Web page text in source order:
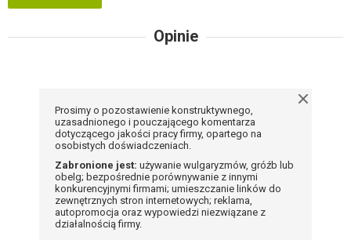
Opinie
Prosimy o pozostawienie konstruktywnego,
uzasadnionego i pouczającego komentarza
dotyczącego jakości pracy firmy, opartego na
osobistych doświadczeniach.
Zabronione jest: używanie wulgaryzmów, gróźb lub
obelg; bezpośrednie porównywanie z innymi
konkurencyjnymi firmami; umieszczanie linków do
zewnętrznych stron internetowych; reklama,
autopromocja oraz wypowiedzi niezwiązane z
działalnością firmy.